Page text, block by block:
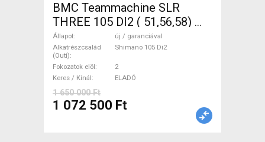
BMC Teammachine SLR
THREE 105 DI2 ( 51,56,58)
Országúti Shimano 105 Di2
tárcsafék új / garanciával
ELADÓ
Állapot
új / garanciával
Alkatrészcsalád
(Outi)
Shimano 105 Di2
Fokozatok elöl
2
Keres / Kínál
ELADÓ
1 650 000 Ft
1 072 500 Ft